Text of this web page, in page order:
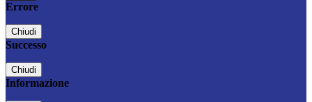
Errore
Chiudi
Successo
Chiudi
Informazione